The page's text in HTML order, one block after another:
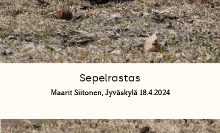
Sepelrastas
Maarit Siitonen, Jyväskylä 18.4.2024